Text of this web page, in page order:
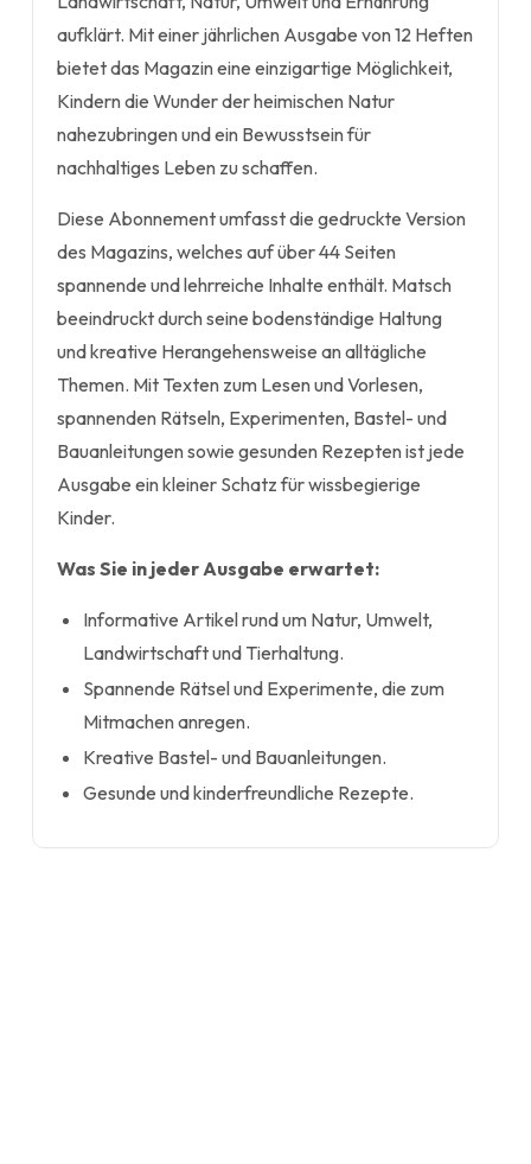
aufklärt. Mit einer jährlichen Ausgabe von 12 Heften
bietet das Magazin eine einzigartige Möglichkeit,
Kindern die Wunder der heimischen Natur
nahezubringen und ein Bewusstsein für
nachhaltiges Leben zu schaffen.
Diese Abonnement umfasst die gedruckte Version
des Magazins, welches auf über 44 Seiten
spannende und lehrreiche Inhalte enthält. Matsch
beeindruckt durch seine bodenständige Haltung
und kreative Herangehensweise an alltägliche
Themen. Mit Texten zum Lesen und Vorlesen,
spannenden Rätseln, Experimenten, Bastel- und
Bauanleitungen sowie gesunden Rezepten ist jede
Ausgabe ein kleiner Schatz für wissbegierige
Kinder.
Was Sie in jeder Ausgabe erwartet:
Informative Artikel rund um Natur, Umwelt,
Landwirtschaft und Tierhaltung.
Spannende Rätsel und Experimente, die zum
Mitmachen anregen.
Kreative Bastel- und Bauanleitungen.
Gesunde und kinderfreundliche Rezepte.